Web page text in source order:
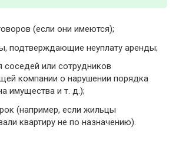
(если они имеются);
подтверждающие неуплату аренды;
соседей или сотрудников
компании о нарушении порядка
имущества и т. д.);
(например, если жильцы
квартиру не по назначению).